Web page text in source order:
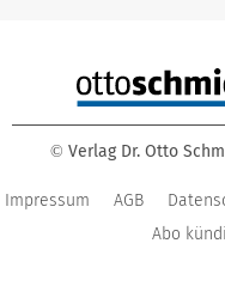
© Verlag Dr. Otto
Impressum AGB
Abo